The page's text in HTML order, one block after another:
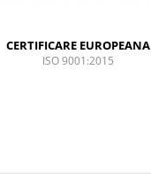
CERTIFICARE EUROPEANA
ISO 9001:2015